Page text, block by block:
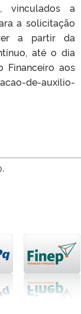
vinculados a
a solicitação
a partir da
até o dia
aos
de-auxilio-